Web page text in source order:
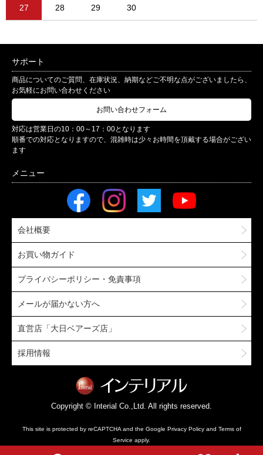
27 28 29 30
サポート
商品についてのご質問、在庫状況、納期などご不明な点がございましたら、
お気軽にお問い合わせください
お問い合わせフォーム
対応は営業日の10：00～17：00となります
順番での対応となりますので、混雑時は少々お時間を頂戴する場合がござい
ます
会社概要
お買い物ガイド
プライバシーポリシー・免責事項
メールが届かない方へ
直営店「大日ベアーズ店」
採用情報
Copyright © Interial Co.,Ltd. All rights reserved.
This site is protected by reCAPTCHA and the Google Privacy Policyand Terms of
Service apply.